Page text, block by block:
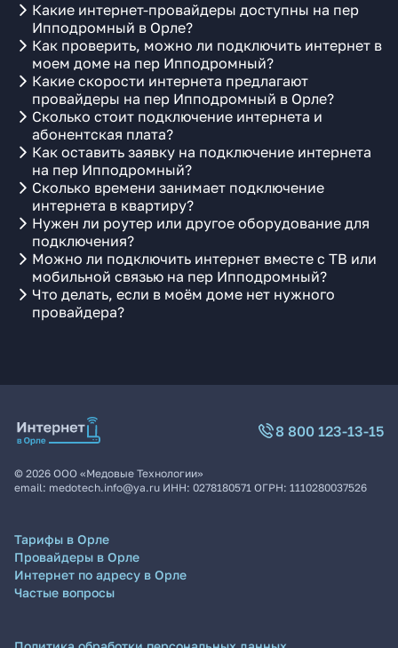
Какие интернет-провайдеры доступны на пер
Ипподромный в Орле?
Как проверить, можно ли подключить интернет в
моем доме на пер Ипподромный?
Какие скорости интернета предлагают
провайдеры на пер Ипподромный в Орле?
Сколько стоит подключение интернета и
абонентская плата?
Как оставить заявку на подключение интернета
на пер Ипподромный?
Сколько времени занимает подключение
интернета в квартиру?
Нужен ли роутер или другое оборудование для
подключения?
Можно ли подключить интернет вместе с ТВ или
мобильной связью на пер Ипподромный?
Что делать, если в моём доме нет нужного
провайдера?
8 800 123-13-15
© 2026 ООО «Медовые Технологии»
email: medotech.info@ya.ru ИНН: 0278180571 ОГРН: 1110280037526
Тарифы в Орле
Провайдеры в Орле
Интернет по адресу в Орле
Частые вопросы